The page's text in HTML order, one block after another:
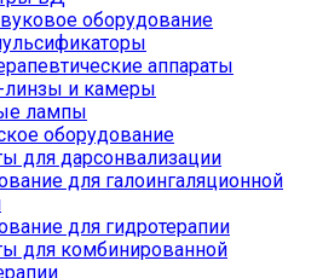
оборудование
аппараты
линзы и камеры
лампы
оборудование
для дарсонвализации
для галоингаляционной
для гидротерапии
для комбинированной